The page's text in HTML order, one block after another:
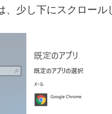
少し下にスクロール